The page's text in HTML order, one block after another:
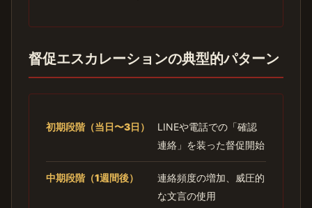
督促エスカレーションの典型的パターン
初期段階（当日〜3日）
LINEや電話での「確認
連絡」を装った督促開始
中期段階（1週間後）
連絡頻度の増加、威圧的
な文言の使用